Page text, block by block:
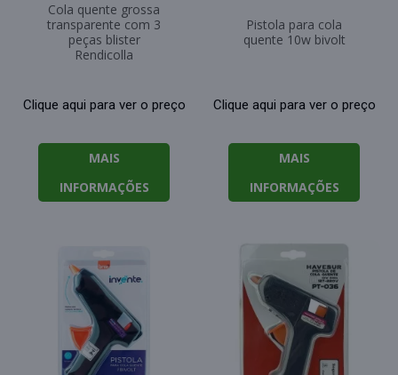
Cola quente grossa
transparente com 3
peças blister
Rendicolla
Clique aqui para ver o preço
MAIS
INFORMAÇÕES
Pistola para cola
quente 10w bivolt
Clique aqui para ver o preço
MAIS
INFORMAÇÕES